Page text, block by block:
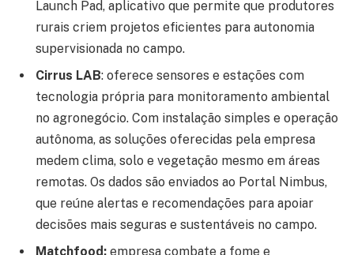
Launch Pad, aplicativo que permite que produtores
rurais criem projetos eficientes para autonomia
supervisionada no campo.
Cirrus LAB: oferece sensores e estações com
tecnologia própria para monitoramento ambiental
no agronegócio. Com instalação simples e operação
autônoma, as soluções oferecidas pela empresa
medem clima, solo e vegetação mesmo em áreas
remotas. Os dados são enviados ao Portal Nimbus,
que reúne alertas e recomendações para apoiar
decisões mais seguras e sustentáveis no campo.
Matchfood: empresa combate a fome e